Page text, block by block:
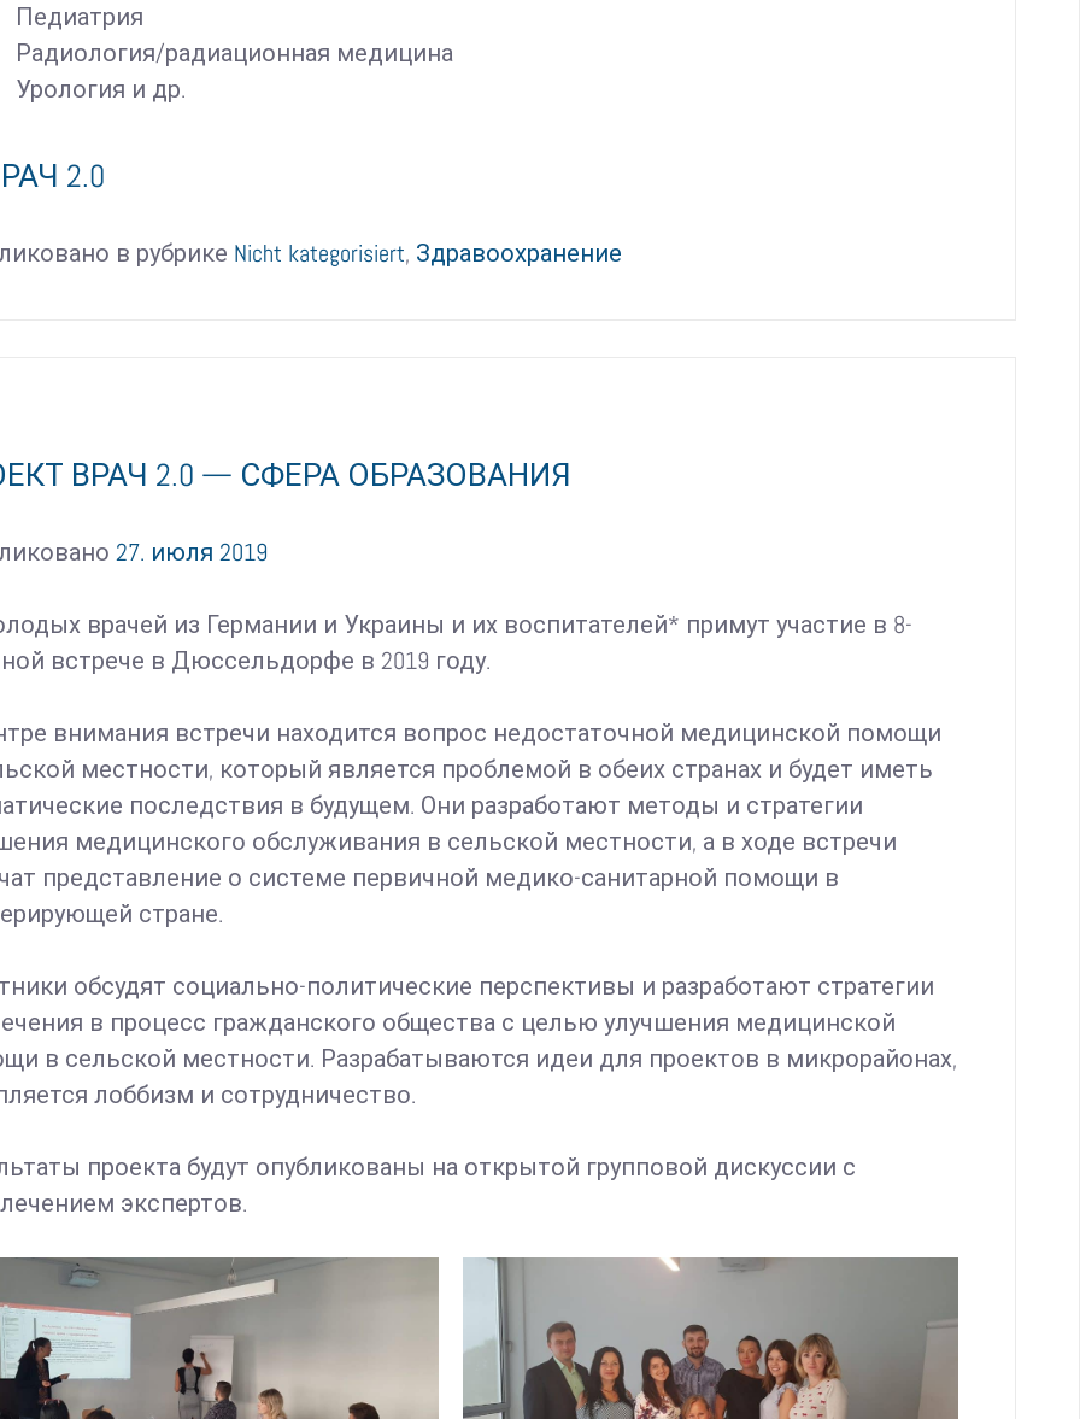
Педиатрия
Радиология/радиационная медицина
Урология и др.
2.0
в рубрике Nicht kategorisiert, Здравоохранение
ВРАЧ 2.0 — СФЕРА ОБРАЗОВАНИЯ
27. июля 2019
врачей из Германии и Украины и их воспитателей* примут участие в 8-
встрече в Дюссельдорфе в 2019 году.
внимания встречи находится вопрос недостаточной медицинской помощи
местности, который является проблемой в обеих странах и будет иметь
последствия в будущем. Они разработают методы и стратегии
медицинского обслуживания в сельской местности, а в ходе встречи
представление о системе первичной медико-санитарной помощи в
стране.
обсудят социально-политические перспективы и разработают стратегии
в процесс гражданского общества с целью улучшения медицинской
в сельской местности. Разрабатываются идеи для проектов в микрорайонах,
лоббизм и сотрудничество.
проекта будут опубликованы на открытой групповой дискуссии с
экспертов.